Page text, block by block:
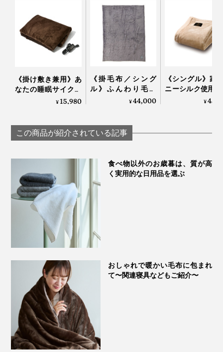
《掛け敷き兼用》あ
なたの睡眠サイクル
に合わせて、電源が
「電気毛布（シング
ル）」｜HEAT-
¥15,980
《掛毛布／シング
ル》ふんわり毛足
1.7cmのメリノウー
布」｜LOOM &
SPOOL ルームアンド
¥44,000
《シングル》家
ニーシルク使用、
毛の匠”が磨き
¥
この商品が紹介されている記事
食べ物以外のお歳暮は、質が高
く実用的な日用品を選ぶ
おしゃれで暖かい毛布に包まれ
て〜関連寝具などもご紹介〜